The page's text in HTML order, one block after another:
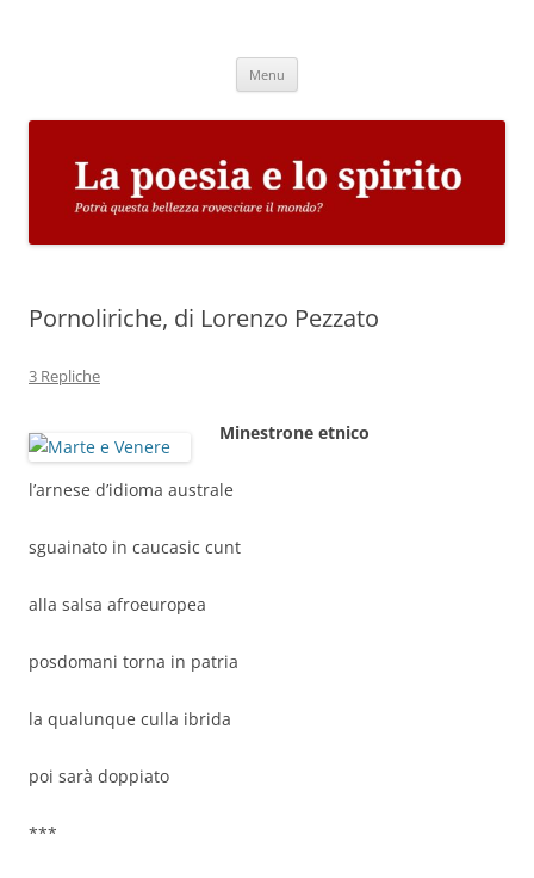
Menu
Pornoliriche, di Lorenzo Pezzato
3 Repliche
Minestrone etnico
l’arnese d’idioma australe
sguainato in caucasic cunt
alla salsa afroeuropea
posdomani torna in patria
la qualunque culla ibrida
poi sarà doppiato
***